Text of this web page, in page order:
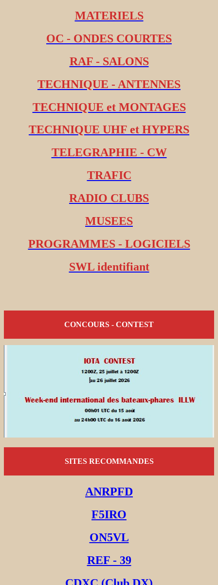
MATERIELS
OC - ONDES COURTES
RAF - SALONS
TECHNIQUE - ANTENNES
TECHNIQUE et MONTAGES
TECHNIQUE UHF et HYPERS
TELEGRAPHIE - CW
TRAFIC
RADIO CLUBS
MUSEES
PROGRAMMES - LOGICIELS
SWL identifiant
CONCOURS - CONTEST
SITES RECOMMANDES
ANRPFD
F5IRO
ON5VL
REF - 39